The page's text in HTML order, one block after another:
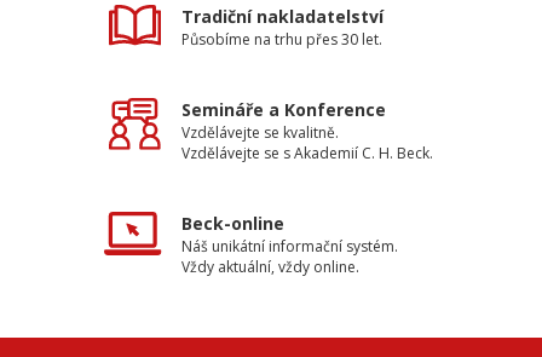
Tradiční nakladatelství
Působíme na trhu přes 30 let.
Semináře a Konference
Vzdělávejte se kvalitně.
Vzdělávejte se s Akademií C. H. Beck.
Beck-online
Náš unikátní informační systém.
Vždy aktuální, vždy online.